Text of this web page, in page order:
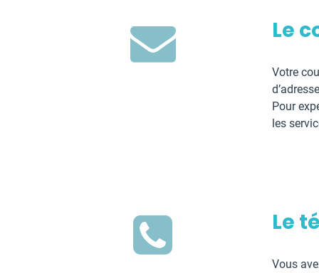
Le
Votre
Pour
les
Le
Vous